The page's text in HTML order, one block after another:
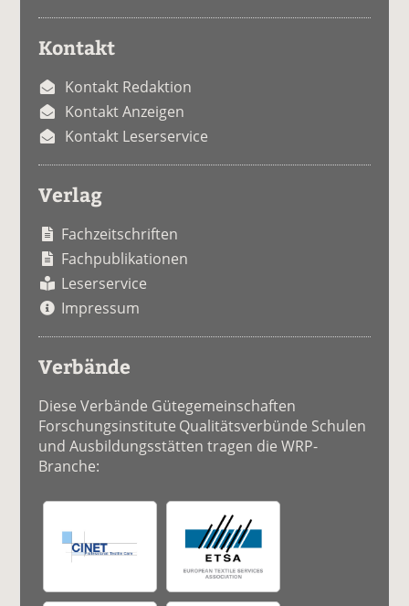
Kontakt
Kontakt Redaktion
Kontakt Anzeigen
Kontakt Leserservice
Verlag
Fachzeitschriften
Fachpublikationen
Leserservice
Impressum
Verbände
Diese Verbände Gütegemeinschaften
Forschungsinstitute Qualitätsverbünde Schulen
und Ausbildungsstätten tragen die WRP-
Branche: